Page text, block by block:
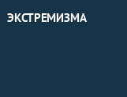
ЭКСТРЕМИЗМА